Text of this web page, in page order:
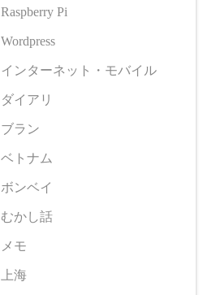
Raspberry Pi
Wordpress
インターネット・モバイル
ダイアリ
ブラン
ベトナム
ボンベイ
むかし話
メモ
上海